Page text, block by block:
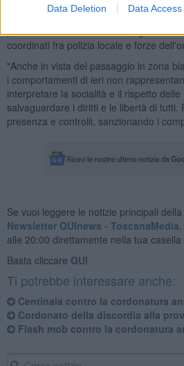
Data Deletion Data Access
piazze. Per questo, in piazza Santo
l’illuminazione, installato quattro nuove
provvedimenti a tutela di tutti, gestendo
coordinati fra polizia locale e forze
"Anche in vista del passaggio in zona
i comportamenti di ieri non
interpretare la socialità e il rispetto
salvaguardare i diritti e le libertà di tutti.
presenza e controlli, sanzionando i
Se vuoi leggere le notizie principali
Newsletter QUInews - ToscanaMedia.
alle 20:00 direttamente nella tua casella
Basta cliccare QUI
Ti potrebbe interessare anche:
Centinaia contro la cordonatura
Cordonato della discordia alla
Flash mob contro la cordonatura